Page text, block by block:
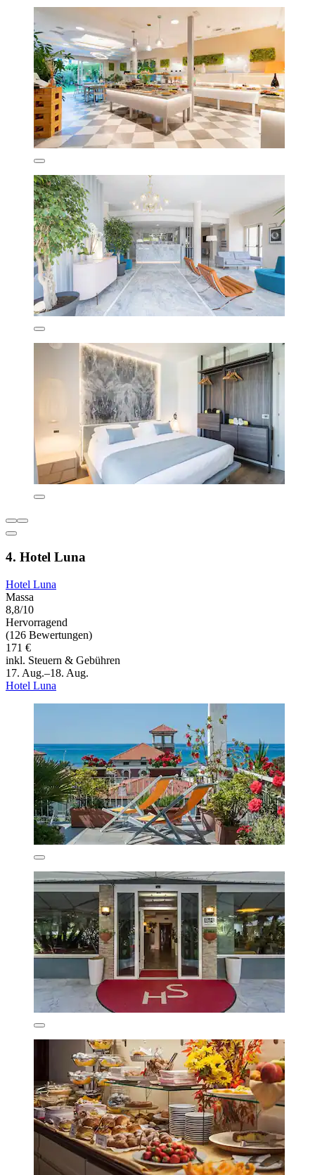
4. Hotel Luna
Hotel Luna
Massa
8,8/10
Hervorragend
(126 Bewertungen)
171 €
inkl. Steuern & Gebühren
17. Aug.–18. Aug.
Hotel Luna